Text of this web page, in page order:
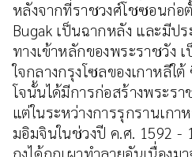
หลังจากที่ราชวงศ์โชซอนก่อ
Bugak เป็นฉากหลัง และมีปร
ทางเข้าหลักของพระราชวัง
ใจกลางกรุงโซลของเกาหลีใ
โจนั้นได้มีการก่อสร้างพระรา
แต่ในระหว่างการรุกรานเก
มอิมจินในช่วงปี ค.ศ. 1592 -
กุงได้ถูกเผาทำลายอันเนื่องม